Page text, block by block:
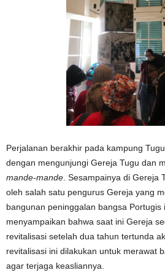
Perjalanan berakhir pada kampung
dengan mengunjungi Gereja Tugu dan
mande-mande . Sesampainya di
oleh salah satu pengurus Gereja yang
bangunan peninggalan bangsa Portugis
menyampaikan bahwa saat ini Gereja
revitalisasi setelah dua tahun tertunda
revitalisasi ini dilakukan untuk merawat
agar terjaga keasliannya.